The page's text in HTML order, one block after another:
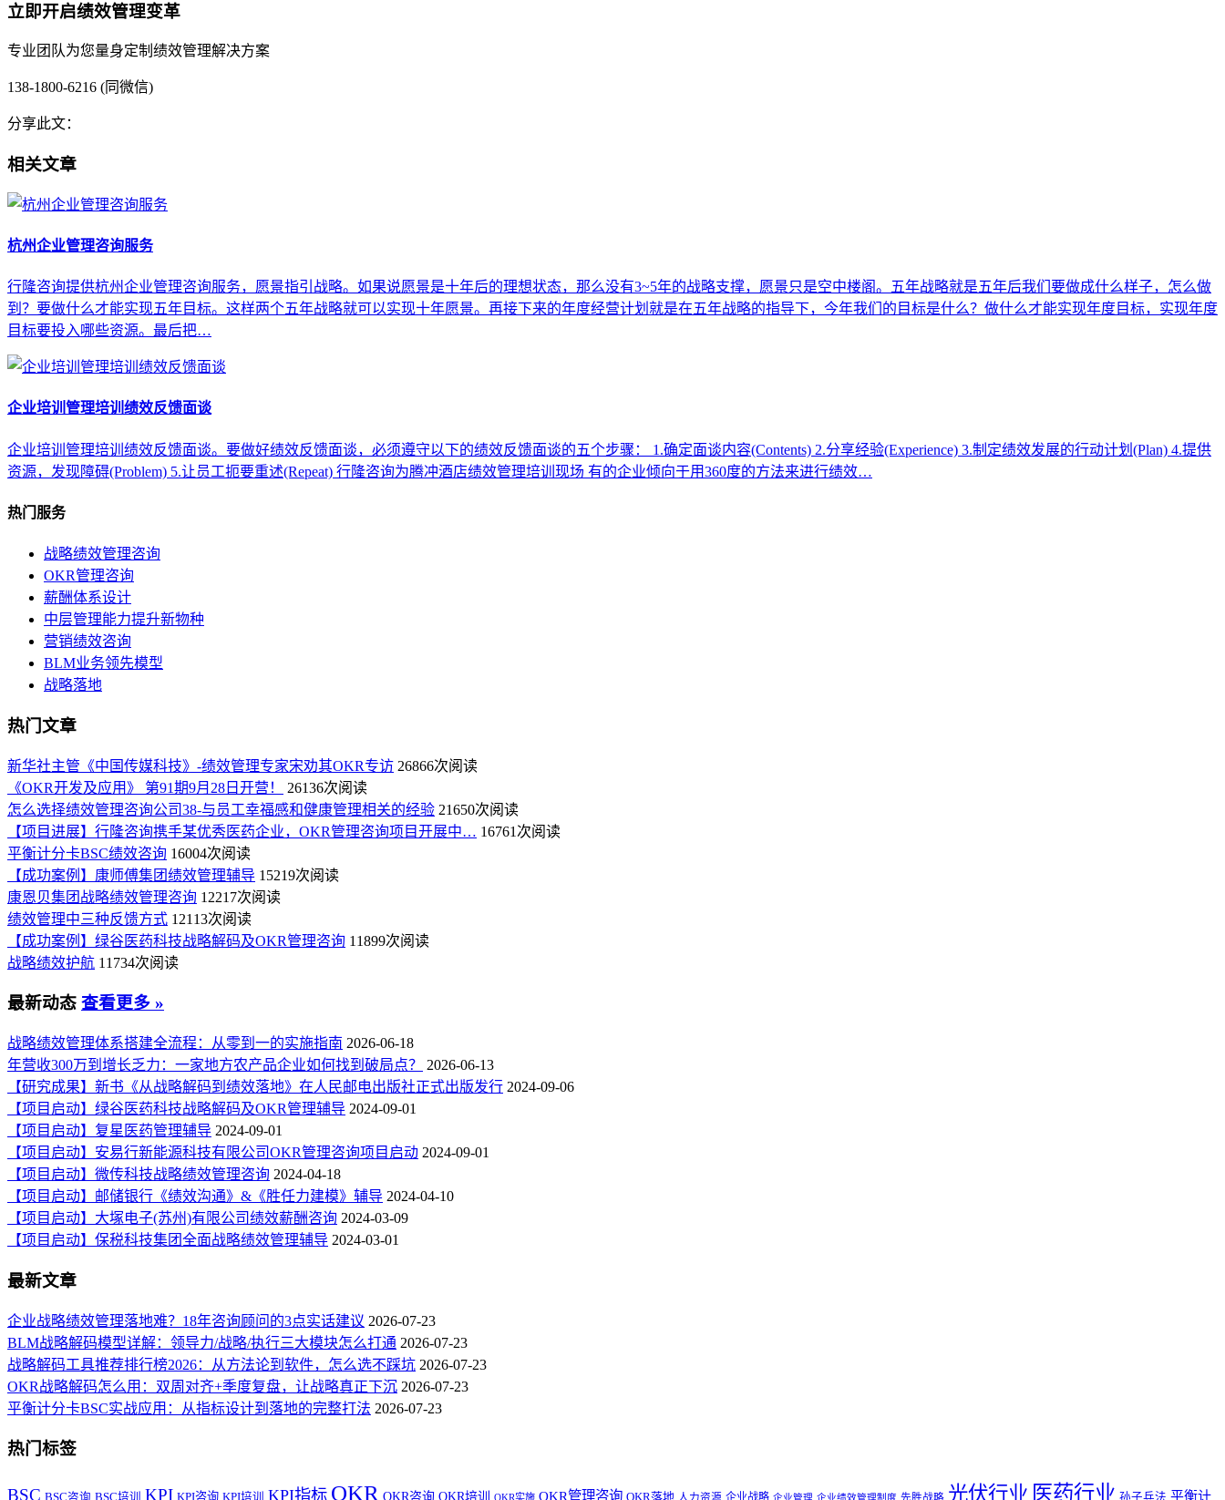
立即开启绩效管理变革
专业团队为您量身定制绩效管理解决方案
138-1800-6216 (同微信)
分享此文：
相关文章
杭州企业管理咨询服务
行隆咨询提供杭州企业管理咨询服务，愿景指引战略。如果说愿景是十年后的理想状态，那么没有3~5年的战略支撑，愿景只是空中楼阁。五年战略就是五年后我们要做成什么样子，怎么做
到？要做什么才能实现五年目标。这样两个五年战略就可以实现十年愿景。再接下来的年度经营计划就是在五年战略的指导下，今年我们的目标是什么？做什么才能实现年度目标，实现年度
目标要投入哪些资源。最后把…
企业培训管理培训绩效反馈面谈
企业培训管理培训绩效反馈面谈。要做好绩效反馈面谈，必须遵守以下的绩效反馈面谈的五个步骤： 1.确定面谈内容(Contents) 2.分享经验(Experience) 3.制定绩效发展的行动计划(Plan) 4.提供
资源，发现障碍(Problem) 5.让员工扼要重述(Repeat) 行隆咨询为腾冲酒店绩效管理培训现场 有的企业倾向于用360度的方法来进行绩效…
热门服务
战略绩效管理咨询
OKR管理咨询
薪酬体系设计
中层管理能力提升新物种
营销绩效咨询
BLM业务领先模型
战略落地
热门文章
新华社主管《中国传媒科技》-绩效管理专家宋劝其OKR专访 26866次阅读
《OKR开发及应用》 第91期9月28日开营！
26136次阅读
怎么选择绩效管理咨询公司38-与员工幸福感和健康管理相关的经验 21650次阅读
【项目进展】行隆咨询携手某优秀医药企业，OKR管理咨询项目开展中… 16761次阅读
平衡计分卡BSC绩效咨询 16004次阅读
【成功案例】康师傅集团绩效管理辅导 15219次阅读
康恩贝集团战略绩效管理咨询 12217次阅读
绩效管理中三种反馈方式 12113次阅读
【成功案例】绿谷医药科技战略解码及OKR管理咨询 11899次阅读
战略绩效护航 11734次阅读
最新动态 查看更多 »
战略绩效管理体系搭建全流程：从零到一的实施指南 2026-06-18
年营收300万到增长乏力：一家地方农产品企业如何找到破局点？
2026-06-13
【研究成果】新书《从战略解码到绩效落地》在人民邮电出版社正式出版发行 2024-09-06
【项目启动】绿谷医药科技战略解码及OKR管理辅导 2024-09-01
【项目启动】复星医药管理辅导 2024-09-01
【项目启动】安易行新能源科技有限公司OKR管理咨询项目启动 2024-09-01
【项目启动】微传科技战略绩效管理咨询 2024-04-18
【项目启动】邮储银行《绩效沟通》&《胜任力建模》辅导 2024-04-10
【项目启动】大塚电子(苏州)有限公司绩效薪酬咨询 2024-03-09
【项目启动】保税科技集团全面战略绩效管理辅导 2024-03-01
最新文章
企业战略绩效管理落地难？18年咨询顾问的3点实话建议 2026-07-23
BLM战略解码模型详解：领导力/战略/执行三大模块怎么打通 2026-07-23
战略解码工具推荐排行榜2026：从方法论到软件，怎么选不踩坑 2026-07-23
OKR战略解码怎么用：双周对齐+季度复盘，让战略真正下沉 2026-07-23
平衡计分卡BSC实战应用：从指标设计到落地的完整打法 2026-07-23
热门标签
BSC BSC咨询 BSC培训 KPI KPI咨询 KPI培训 KPI指标 OKR OKR咨询 OKR培训 OKR实施 OKR管理咨询 OKR落地 企业战略 企业管理 企业绩效管理制度 光伏行业 医药行业 孙子兵法 平衡计